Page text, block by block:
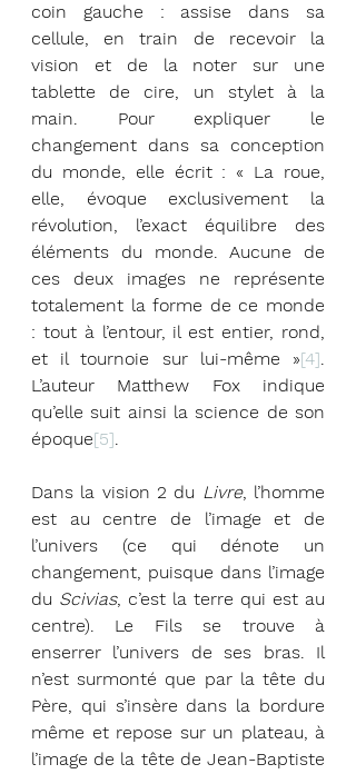
coin gauche : assise dans sa
cellule, en train de recevoir la
vision et de la noter sur une
tablette de cire, un stylet à la
main. Pour expliquer le
changement dans sa conception
du monde, elle écrit : « La roue,
elle, évoque exclusivement la
révolution, l’exact équilibre des
éléments du monde. Aucune de
ces deux images ne représente
totalement la forme de ce monde
: tout à l’entour, il est entier, rond,
et il tournoie sur lui-même »[4].
L’auteur Matthew Fox indique
qu’elle suit ainsi la science de son
époque[5].
Dans la vision 2 du Livre, l’homme
est au centre de l’image et de
l’univers (ce qui dénote un
changement, puisque dans l’image
du Scivias, c’est la terre qui est au
centre). Le Fils se trouve à
enserrer l’univers de ses bras. Il
n’est surmonté que par la tête du
Père, qui s’insère dans la bordure
même et repose sur un plateau, à
l’image de la tête de Jean-Baptiste